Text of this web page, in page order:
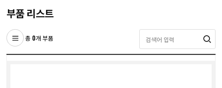
부품 리스트
총 0개 부품